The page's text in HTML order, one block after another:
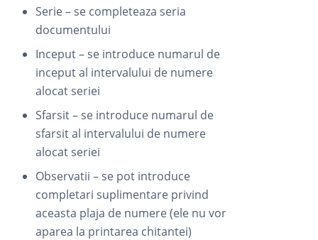
Serie – se completeaza seria
documentului
Inceput – se introduce numarul de
inceput al intervalului de numere
alocat seriei
Sfarsit – se introduce numarul de
sfarsit al intervalului de numere
alocat seriei
Observatii – se pot introduce
completari suplimentare privind
aceasta plaja de numere (ele nu vor
aparea la printarea chitantei)